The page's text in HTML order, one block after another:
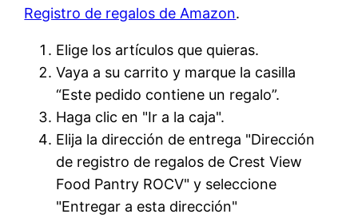
Registro de regalos de Amazon.
Elige los artículos que quieras.
Vaya a su carrito y marque la casilla
“Este pedido contiene un regalo”.
Haga clic en "Ir a la caja".
Elija la dirección de entrega "Dirección
de registro de regalos de Crest View
Food Pantry ROCV" y seleccione
"Entregar a esta dirección"